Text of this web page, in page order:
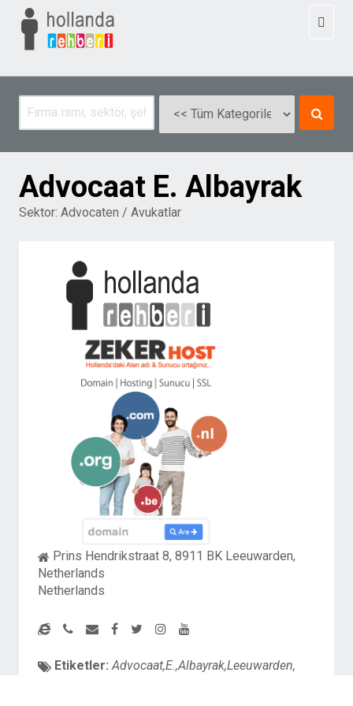
Advocaat E. Albayrak
Sektor: Advocaten / Avukatlar
Prins Hendrikstraat 8, 8911 BK Leeuwarden,
Netherlands
Netherlands
Etiketler: Advocaat,E.,Albayrak,Leeuwarden,